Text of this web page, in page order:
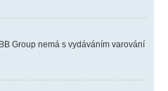
Group nemá s vydáváním varování